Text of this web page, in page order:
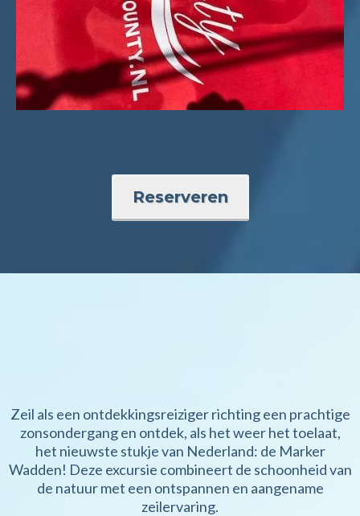
Reserveren
Zeil als een ontdekkingsreiziger richting een prachtige
zonsondergang en ontdek, als het weer het toelaat,
het nieuwste stukje van Nederland: de Marker
Wadden! Deze excursie combineert de schoonheid van
de natuur met een ontspannen en aangename
zeilervaring.